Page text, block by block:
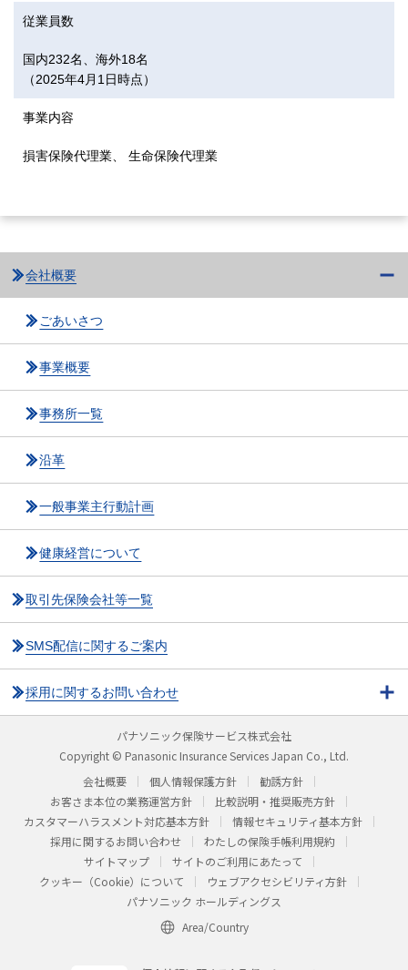
従業員数
国内232名、海外18名
（2025年4月1日時点）
事業内容
損害保険代理業、 生命保険代理業
会社概要
ごあいさつ
事業概要
事務所一覧
沿革
一般事業主行動計画
健康経営について
取引先保険会社等一覧
SMS配信に関するご案内
採用に関するお問い合わせ
パナソニック保険サービス株式会社
Copyright © Panasonic Insurance Services Japan Co., Ltd.
会社概要
個人情報保護方針
勧誘方針
お客さま本位の業務運営方針
比較説明・推奨販売方針
カスタマーハラスメント対応基本方針
情報セキュリティ基本方針
採用に関するお問い合わせ
わたしの保険手帳利用規約
サイトマップ
サイトのご利用にあたって
クッキー（Cookie）について
ウェブアクセシビリティ方針
パナソニック ホールディングス
Area/Country